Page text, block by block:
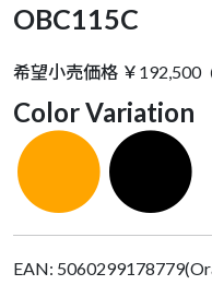
OBC115C
希望小売価格 ￥192,500
Color Variation
●●
EAN: